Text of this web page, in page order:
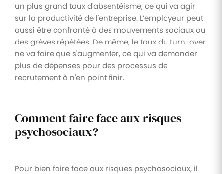
un plus grand taux d'absentéisme, ce qui va agir
sur la productivité de l'entreprise. L’employeur peut
aussi être confronté à des mouvements sociaux ou
des grèves répétées. De même, le taux du turn-over
ne va faire que s'augmenter, ce qui va demander
plus de dépenses pour des processus de
recrutement à n'en point finir.
Comment faire face aux risques
psychosociaux?
Pour bien faire face aux risques psychosociaux, il